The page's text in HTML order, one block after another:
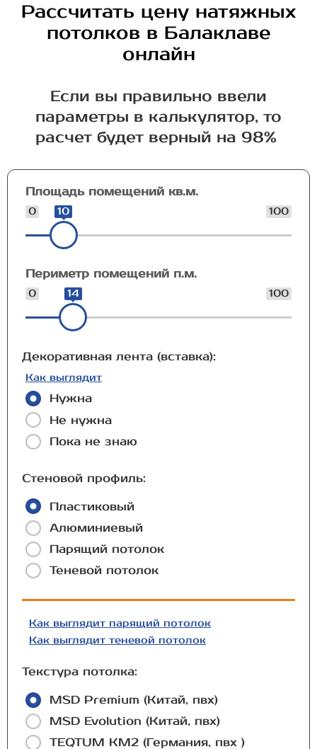
Рассчитать цену натяжных
потолков в Балаклаве
онлайн
Если вы правильно ввели
параметры в калькулятор, то
расчет будет верный на 98%
Площадь помещений кв.м.
0 100
10
Периметр помещений п.м.
0 100
14
Декоративная лента (вставка):
Как выглядит
Нужна
Не нужна
Пока не знаю
Стеновой профиль:
Пластиковый
Алюминиевый
Парящий потолок
Теневой потолок
Как выглядит парящий потолок
Как выглядит теневой потолок
Текстура потолка:
MSD Premium (Китай, пвх)
MSD Evolution (Китай, пвх)
TEQTUM КМ2 (Германия, пвх )